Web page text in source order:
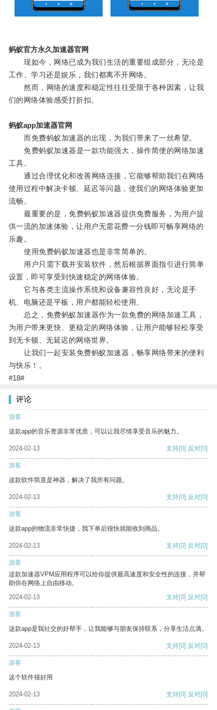
蚂蚁官方永久加速器官网
现如今，网络已成为我们生活的重要组成部分，无论是
工作、学习还是娱乐，我们都离不开网络。
然而，网络的速度和稳定性往往受限于各种因素，让我
们的网络体验感受打折扣。
蚂蚁app加速器官网
而免费蚂蚁加速器的出现，为我们带来了一丝希望。
免费蚂蚁加速器是一款功能强大，操作简便的网络加速
工具。
通过合理优化和改善网络连接，它能够帮助我们在网络
使用过程中解决卡顿、延迟等问题，使我们的网络体验更加
流畅。
最重要的是，免费蚂蚁加速器提供免费服务，为用户提
供一流的加速体验，让用户无需花费一分钱即可畅享网络的
乐趣。
使用免费蚂蚁加速器也是非常简单的。
用户只需下载并安装软件，然后根据界面指引进行简单
设置，即可享受到快速稳定的网络体验。
它与各类主流操作系统和设备兼容性良好，无论是手
机、电脑还是平板，用户都能轻松使用。
总之，免费蚂蚁加速器作为一款免费的网络加速工具，
为用户带来更快、更稳定的网络体验，让用户能够轻松享受
到无卡顿、无延迟的网络世界。
让我们一起安装免费蚂蚁加速器，畅享网络带来的便利
与快乐！。
#18#
评论
游客
这款app的音乐资源非常优质，可以让我尽情享受音乐的魅力。
2024-02-13 支持[0] 反对[0]
游客
这款软件简直是神器，解决了我所有问题。
2024-02-13 支持[0] 反对[0]
游客
这款app的物流非常快捷，我下单后很快就能收到商品。
2024-02-13 支持[0] 反对[0]
游客
这款加速器VPM应用程序可以给你提供最高速度和安全性的连接，并帮
助你在网络上自由移动。
2024-02-13
支持[0] 反对[0]
游客
这款app是我社交的好帮手，让我能够与朋友保持联系，分享生活点滴。
2024-02-13 支持[0] 反对[0]
游客
这个软件很好用
2024-02-13 支持[0] 反对[0]